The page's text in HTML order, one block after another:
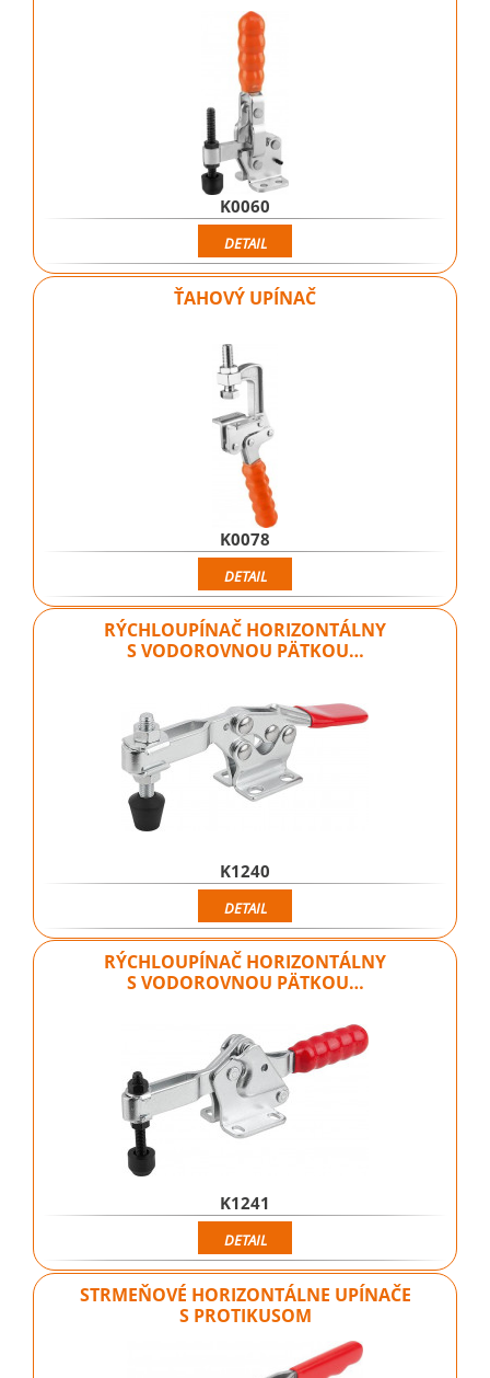
K0060
DETAIL
ŤAHOVÝ UPÍNAČ
K0078
DETAIL
RÝCHLOUPÍNAČ HORIZONTÁLNY
S VODOROVNOU PÄTKOU…
K1240
DETAIL
RÝCHLOUPÍNAČ HORIZONTÁLNY
S VODOROVNOU PÄTKOU…
K1241
DETAIL
STRMEŇOVÉ HORIZONTÁLNE UPÍNAČE
S PROTIKUSOM